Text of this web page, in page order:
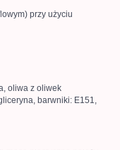
przy użyciu
oliwa z oliwek
barwniki: E151,